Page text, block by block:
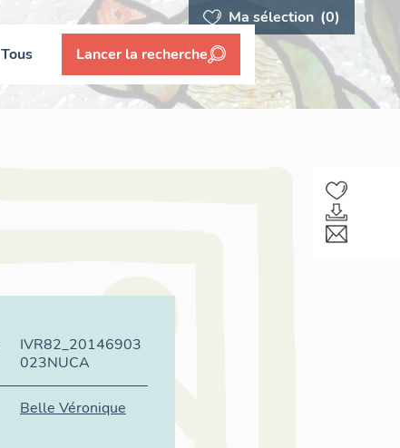
Ma sélection (0)
Tous Lancer la recherche
IVR82_20146903
023NUCA
Belle Véronique